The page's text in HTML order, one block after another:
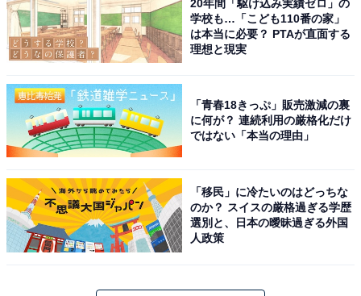
View this post on Instagram
20年間「駆け込み実績ゼロ」の
学校も…「こども110番の家」
は本当に必要？ PTAが直面する
理想と現実
「青春18きっぷ」販売激減の裏
に何が？ 連続利用の厳格化だけ
ではない「本当の理由」
「移民」に冷たいのはどっちな
のか？ スイスの厳格過ぎる学歴
選別と、日本の曖昧過ぎる外国
人政策